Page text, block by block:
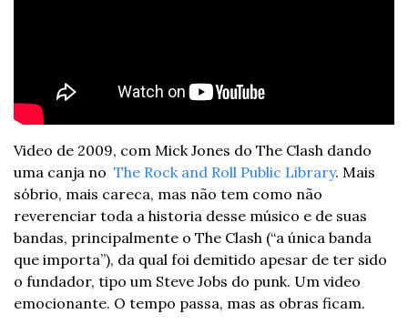
Video de 2009, com Mick Jones do The Clash dando
uma canja no The Rock and Roll Public Library. Mais
sóbrio, mais careca, mas não tem como não
reverenciar toda a historia desse músico e de suas
bandas, principalmente o The Clash (“a única banda
que importa”), da qual foi demitido apesar de ter sido
o fundador, tipo um Steve Jobs do punk. Um video
emocionante. O tempo passa, mas as obras ficam.